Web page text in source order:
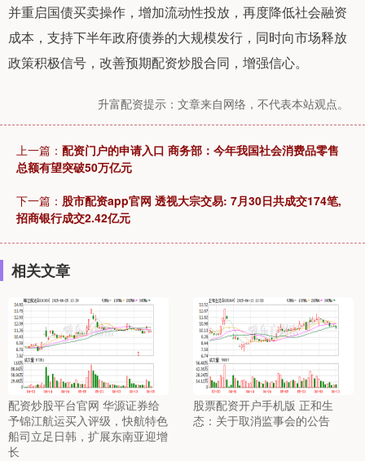
并重启国债买卖操作，增加流动性投放，再度降低社会融资
成本，支持下半年政府债券的大规模发行，同时向市场释放
政策积极信号，改善预期配资炒股合同，增强信心。
升富配资提示：文章来自网络，不代表本站观点。
上一篇： 配资门户的申请入口 商务部：今年我国社会消费品零售
总额有望突破50万亿元
下一篇： 股市配资app官网 透视大宗交易: 7月30日共成交174笔,
招商银行成交2.42亿元
相关文章
配资炒股平台官网 华源证券给
予锦江航运买入评级，快航特色
船司立足日韩，扩展东南亚迎增
长
股票配资开户手机版 正和生
态：关于取消监事会的公告